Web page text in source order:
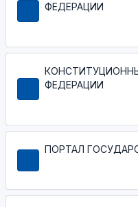
ФЕДЕРАЦИИ
ФЕДЕРАЦИИ
ПОРТАЛ